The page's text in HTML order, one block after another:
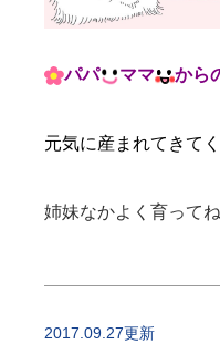
パパ ママ から
元気に産まれてきて
姉妹なかよく育ってね
2017.09.27更新